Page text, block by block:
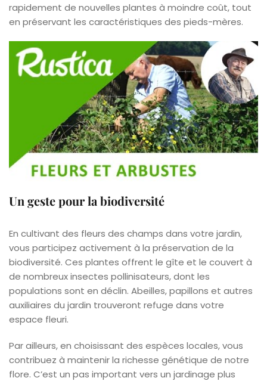
rapidement de nouvelles plantes à moindre coût, tout
en préservant les caractéristiques des pieds-mères.
Un geste pour la biodiversité
En cultivant des fleurs des champs dans votre jardin,
vous participez activement à la préservation de la
biodiversité. Ces plantes offrent le gîte et le couvert à
de nombreux insectes pollinisateurs, dont les
populations sont en déclin. Abeilles, papillons et autres
auxiliaires du jardin trouveront refuge dans votre
espace fleuri.
Par ailleurs, en choisissant des espèces locales, vous
contribuez à maintenir la richesse génétique de notre
flore. C’est un pas important vers un jardinage plus